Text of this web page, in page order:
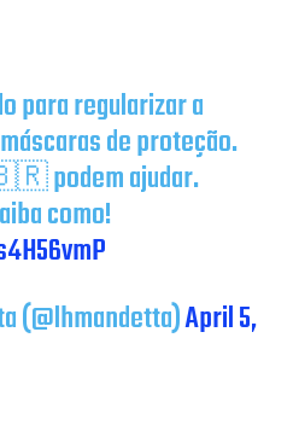
para regularizar a
de proteção.
podem ajudar.
como!
(@lhmandetta)April 5,